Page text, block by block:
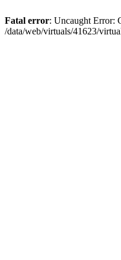
Fatal error: Uncaught Error:
/data/web/virtuals/41623/